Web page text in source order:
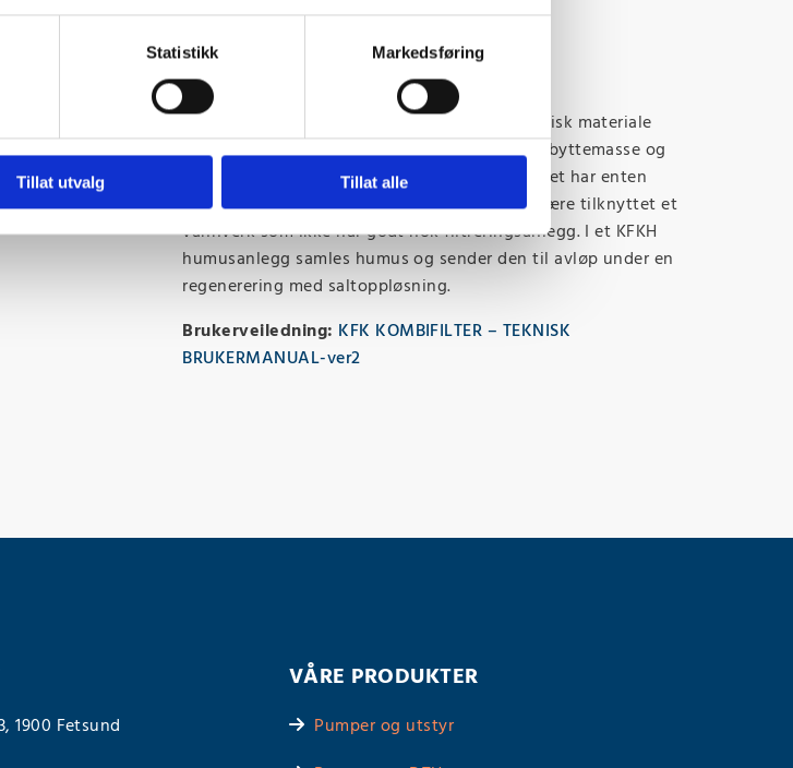
Statistikk Markedsføring
Tillat utvalg Tillat alle
Ionebytteanlegg mot humus
Sjenerende farge på vannet kan skyldes organisk materiale
(humus). Humus tas bort med en spesiell ionebyttemasse og
gir rent, klart vann. De som har dette problemet har enten
brønn eller får vann fra et tjern, eller de kan være tilknyttet et
vannverk som ikke har godt nok filtreringsanlegg. I et KFKH
humusanlegg samles humus og sender den til avløp under en
regenerering med saltoppløsning.
Brukerveiledning: KFK KOMBIFILTER – TEKNISK
BRUKERMANUAL-ver2
1900 Fetsund
VÅRE PRODUKTER
 Pumper og utstyr